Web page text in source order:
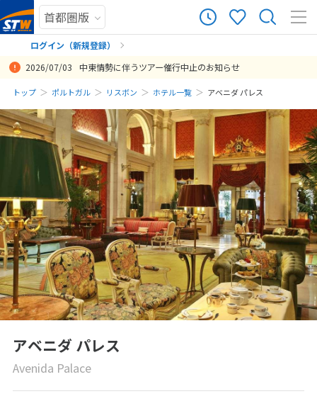
ログイン（新規登録）
まだ履歴がありません
まだ登録がありません
2026/07/03 中東情勢に伴うツアー催行中止のお知らせ
トップ ポルトガル リスボン ホテル一覧 アベニダ パレス
アベニダ パレス
Avenida Palace